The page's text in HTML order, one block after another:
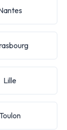
Lille
Toulon